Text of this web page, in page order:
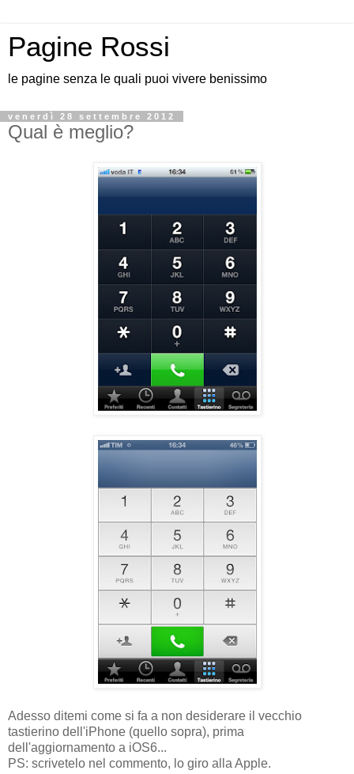
Pagine Rossi
le pagine senza le quali puoi vivere benissimo
venerdì 28 settembre 2012
Qual è meglio?
Adesso ditemi come si fa a non desiderare il vecchio
tastierino dell'iPhone (quello sopra), prima
dell'aggiornamento a iOS6...
PS: scrivetelo nel commento, lo giro alla Apple.